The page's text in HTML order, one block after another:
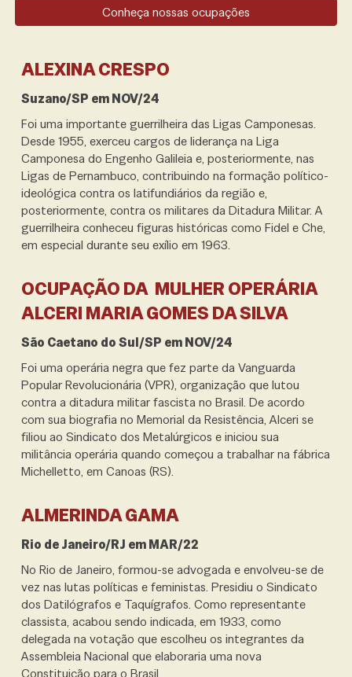
Conheça nossas ocupações
ALEXINA CRESPO
Suzano/SP em NOV/24
Foi uma importante guerrilheira das Ligas Camponesas.
Desde 1955, exerceu cargos de liderança na Liga
Camponesa do Engenho Galileia e, posteriormente, nas
Ligas de Pernambuco, contribuindo na formação político-
ideológica contra os latifundiários da região e,
posteriormente, contra os militares da Ditadura Militar. A
guerrilheira conheceu figuras históricas como Fidel e Che,
em especial durante seu exílio em 1963.
OCUPAÇÃO DA MULHER OPERÁRIA
ALCERI MARIA GOMES DA SILVA
São Caetano do Sul/SP em NOV/24
Foi uma operária negra que fez parte da Vanguarda
Popular Revolucionária (VPR), organização que lutou
contra a ditadura militar fascista no Brasil. De acordo
com sua biografia no Memorial da Resistência, Alceri se
filiou ao Sindicato dos Metalúrgicos e iniciou sua
militância operária quando começou a trabalhar na fábrica
Michelletto, em Canoas (RS).
ALMERINDA GAMA
Rio de Janeiro/RJ em MAR/22
No Rio de Janeiro, formou-se advogada e envolveu-se de
vez nas lutas políticas e feministas. Presidiu o Sindicato
dos Datilógrafos e Taquígrafos. Como representante
classista, acabou sendo indicada, em 1933, como
delegada na votação que escolheu os integrantes da
Assembleia Nacional que elaboraria uma nova
Constituição para o Brasil.